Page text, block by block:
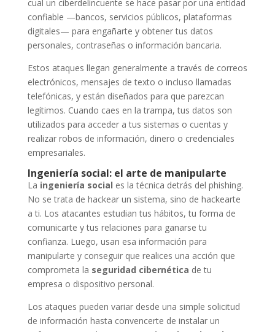
cual un ciberdelincuente se hace pasar por una entidad
confiable —bancos, servicios públicos, plataformas
digitales— para engañarte y obtener tus datos
personales, contraseñas o información bancaria.
Estos ataques llegan generalmente a través de correos
electrónicos, mensajes de texto o incluso llamadas
telefónicas, y están diseñados para que parezcan
legítimos. Cuando caes en la trampa, tus datos son
utilizados para acceder a tus sistemas o cuentas y
realizar robos de información, dinero o credenciales
empresariales.
Ingeniería social: el arte de manipularte
La ingeniería social es la técnica detrás del phishing.
No se trata de hackear un sistema, sino de hackearte
a ti. Los atacantes estudian tus hábitos, tu forma de
comunicarte y tus relaciones para ganarse tu
confianza. Luego, usan esa información para
manipularte y conseguir que realices una acción que
comprometa la seguridad cibernética de tu
empresa o dispositivo personal.
Los ataques pueden variar desde una simple solicitud
de información hasta convencerte de instalar un